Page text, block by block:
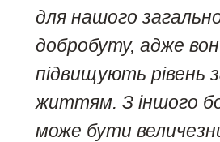
для нашого
добробуту, адже
підвищують рівень
життям. З іншого
може бути